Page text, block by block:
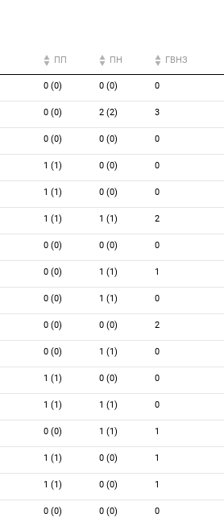
ПП ПН ГВНЗ
0 (0) 0 (0) 0
0 (0) 2 (2) 3
0 (0) 0 (0) 0
1 (1) 0 (0) 0
1 (1) 0 (0) 0
1 (1) 1 (1) 2
0 (0) 0 (0) 0
0 (0) 1 (1) 1
0 (0) 1 (1) 0
0 (0) 0 (0) 2
0 (0) 1 (1) 0
1 (1) 0 (0) 0
1 (1) 1 (1) 0
0 (0) 1 (1) 1
1 (1) 0 (0) 1
1 (1) 0 (0) 1
0 (0) 0 (0) 0